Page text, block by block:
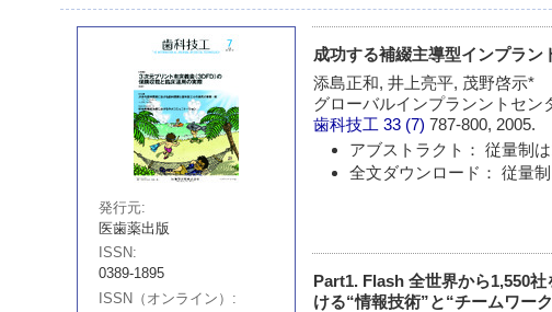
発行元
医歯薬出版
ISSN
0389-1895
ISSN（オンライン）
成功する補綴主導型インプラ
添島正和, 井上亮平, 茂野啓示*
グローバルインプランントセン
歯科技工 33 (7)787-800, 2005.
アブストラクト： 従量制
全文ダウンロード： 従量
Part1. Flash 全世界から1,550
ける“情報技術”と“チームワー